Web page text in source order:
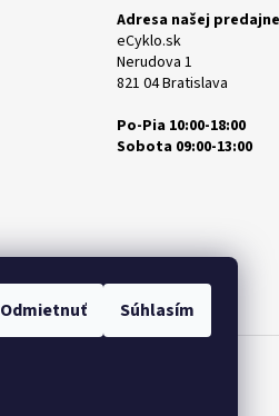
Odmietnuť Súhlasím
Adresa našej predajne
eCyklo.sk
Nerudova 1
821 04 Bratislava
Po-Pia 10:00-18:00
Sobota 09:00-13:00